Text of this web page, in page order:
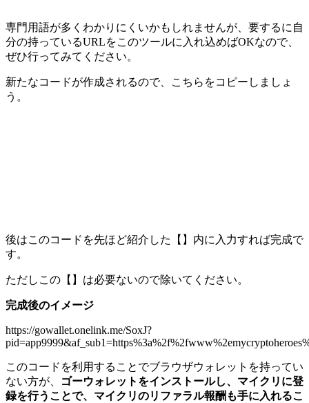
専門用語が多くわかりにくいかもしれませんが、要するに自
分の持っているURLをこのツールに入れ込めばOKなので、
ぜひ行ってみてください。
新たなコードが作成されるので、こちらをコピーしましょ
う。
後はこのコードを先ほど紹介した【】内に入力すれば完成で
す。
ただしこの【】は必要ないので除いてください。
完成後のイメージ
https://gowallet.onelink.me/SoxJ?
このコードを利用することでブラウザウォレットを持ってい
ない方が、
ゴーウォレットをインストールし、マイクリに登
録を行うことで、マイクリのリファラル報酬も手に入れるこ